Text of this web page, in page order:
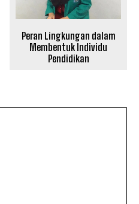
Peran Lingkungan dalam
Membentuk Individu
Pendidikan